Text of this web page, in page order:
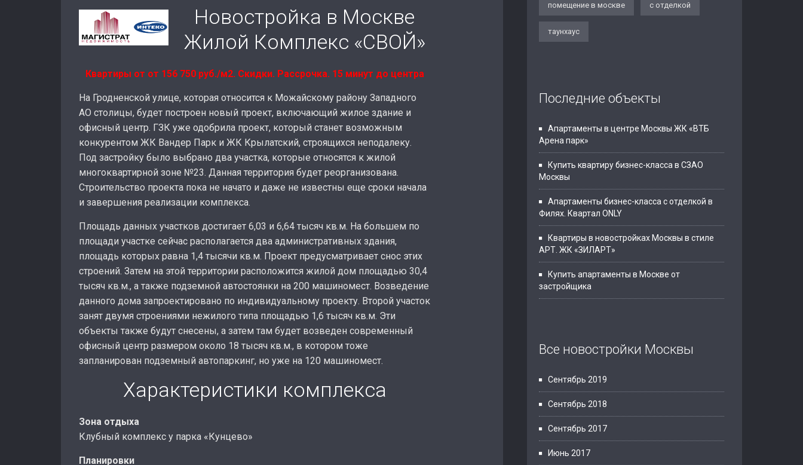
Новостройка в Москве
Жилой Комплекс «СВОЙ»
Квартиры от от 156 750 руб./м2. Скидки. Рассрочка. 15 минут до центра
На Гродненской улице, которая относится к Можайскому району Западного
АО столицы, будет построен новый проект, включающий жилое здание и
офисный центр. ГЗК уже одобрила проект, который станет возможным
конкурентом ЖК Вандер Парк и ЖК Крылатский, строящихся неподалеку.
Под застройку было выбрано два участка, которые относятся к жилой
многоквартирной зоне №23. Данная территория будет реорганизована.
Строительство проекта пока не начато и даже не известны еще сроки начала
и завершения реализации комплекса.
Площадь данных участков достигает 6,03 и 6,64 тысяч кв.м. На большем по
площади участке сейчас располагается два административных здания,
площадь которых равна 1,4 тысячи кв.м. Проект предусматривает снос этих
строений. Затем на этой территории расположится жилой дом площадью 30,4
тысяч кв.м., а также подземной автостоянки на 200 машиномест. Возведение
данного дома запроектировано по индивидуальному проекту. Второй участок
занят двумя строениями нежилого типа площадью 1,6 тысяч кв.м. Эти
объекты также будут снесены, а затем там будет возведен современный
офисный центр размером около 18 тысяч кв.м., в котором тоже
запланирован подземный автопаркинг, но уже на 120 машиномест.
Характеристики комплекса
Зона отдыха
Клубный комплекс у парка «Кунцево»
Планировки
помещение в москве с отделкой
таунхаус
Последние объекты
Апартаменты в центре Москвы ЖК «ВТБ
Арена парк»
Купить квартиру бизнес-класса в СЗАО
Москвы
Апартаменты бизнес-класса с отделкой в
Филях. Квартал ONLY
Квартиры в новостройках Москвы в стиле
АРТ. ЖК «ЗИЛАРТ»
Купить апартаменты в Москве от
застройщика
Все новостройки Москвы
Сентябрь 2019
Сентябрь 2018
Сентябрь 2017
Июнь 2017